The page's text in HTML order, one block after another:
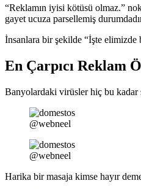
“Reklamın iyisi kötüsü olmaz.”
gayet ucuza parsellemiş
İnsanlara bir şekilde “İşte elimizde
En Çarpıcı Reklam
Banyolardaki virüsler hiç bu kadar
@webneel
@webneel
Harika bir masaja kimse hayır